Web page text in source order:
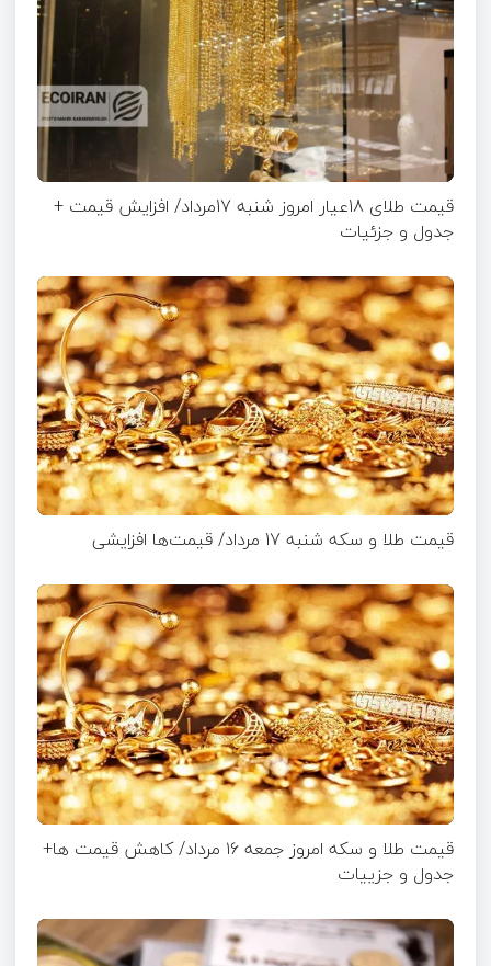
قیمت طلای 18عیار امروز شنبه 17مرداد/ افزایش قیمت +
جدول و جزئیات
قیمت طلا و سکه شنبه 17 مرداد/ قیمت‌ها افزایشی
قیمت طلا و سکه امروز جمعه ۱۶ مرداد/ کاهش قیمت ها+
جدول و جزییات